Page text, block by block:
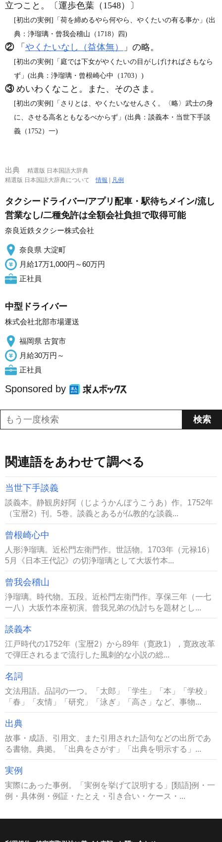
立つこと。〔運歩色葉（1548）〕
[初出の実例]「荷を締めるやら何やら、やくたいの有る事か」(出
典：浄瑠璃・曾我会稽山（1718）四)
②「 やくたいなし（益体無） 」の略。
[初出の実例]「庭では下女がやくたいの目がしげければさもなら
ず」(出典：浄瑠璃・曾根崎心中（1703）)
③めいわくなこと。また、そのさま。
[初出の実例]「さりとは、やくたいなせんさく。〈略〉武士の身
に、させる高名ともなるべからず」(出典：談義本・当世下手談
義（1752）一)
出典
精選版 日本国語大辞典
精選版 日本国語大辞典について情報 凡例
タクシードライバー/アプリ配車・駅待ちメイン/流し
営業なし/二種免許は全額会社負担で取得可能
奈良近鉄タクシー株式会社
奈良県 大淀町
月給17万1,000円～60万円
正社員
中型ドライバー
株式会社北部市場運送
福岡県 古賀市
月給30万円～
正社員
Sponsored by
関連語をあわせて調べる
当世下手談義
談義本。静観房好阿（じようかんぼうこうあ）作。1752年
（宝暦2）刊。5巻。談義とあるが仏教的な談義...
曾根崎心中
人形浄瑠璃。近松門左衛門作。世話物。1703年（元禄16）
5月《日本王代記》の切浄瑠璃として大坂竹本...
曾我会稽山
浄瑠璃。時代物。五段。近松門左衛門作。享保三年（一七
一八）大坂竹本座初演。曾我兄弟の仇討ちを題材とし...
談義本
江戸時代の1752年（宝暦2）から89年（寛政1），寛政改革
で弾圧されるまで流行した風刺的な小説の総...
名詞
文法用語。品詞の一つ。「太郎」「学生」「本」「学校」
「春」「友情」「研究」「泳ぎ」「高さ」など、事物...
出典
故事・成語、引用文、また引用された語句などの出所であ
る書物。典拠。「出典をさがす」「出典を明示する」...
実例
実際にあった事例。「実例を挙げて説明する」[類語]例・一
例・具体例・例証・たとえ・引き合い・ケース・...